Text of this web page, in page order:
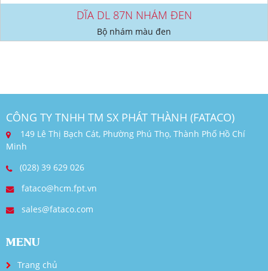
DĨA DL 87N NHÁM ĐEN
Bộ nhám màu đen
CÔNG TY TNHH TM SX PHÁT THÀNH (FATACO)
149 Lê Thị Bạch Cát, Phường Phú Thọ, Thành Phố Hồ Chí
Minh
(028) 39 629 026
fataco@hcm.fpt.vn
sales@fataco.com
MENU
Trang chủ